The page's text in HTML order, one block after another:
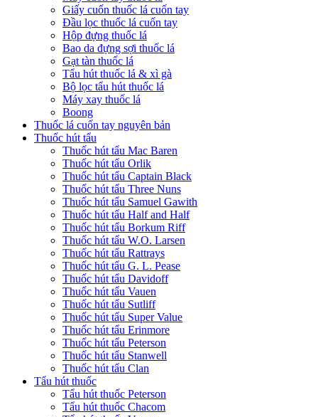
Giấy cuốn thuốc lá cuốn tay
Đầu lọc thuốc lá cuốn tay
Hộp đựng thuốc lá
Bao da đựng sợi thuốc lá
Gạt tàn thuốc lá
Tẩu hút thuốc lá & xì gà
Bộ lọc tẩu hút thuốc lá
Máy xay thuốc lá
Boong
Thuốc lá cuốn tay nguyên bản
Thuốc hút tẩu
Thuốc hút tẩu Mac Baren
Thuốc hút tẩu Orlik
Thuốc hút tẩu Captain Black
Thuốc hút tẩu Three Nuns
Thuốc hút tẩu Samuel Gawith
Thuốc hút tẩu Half and Half
Thuốc hút tẩu Borkum Riff
Thuốc hút tẩu W.O. Larsen
Thuốc hút tẩu Rattrays
Thuốc hút tẩu G. L. Pease
Thuốc hút tẩu Davidoff
Thuốc hút tẩu Vauen
Thuốc hút tẩu Sutliff
Thuốc hút tẩu Super Value
Thuốc hút tẩu Erinmore
Thuốc hút tẩu Peterson
Thuốc hút tẩu Stanwell
Thuốc hút tẩu Clan
Tẩu hút thuốc
Tẩu hút thuốc Peterson
Tẩu hút thuốc Chacom